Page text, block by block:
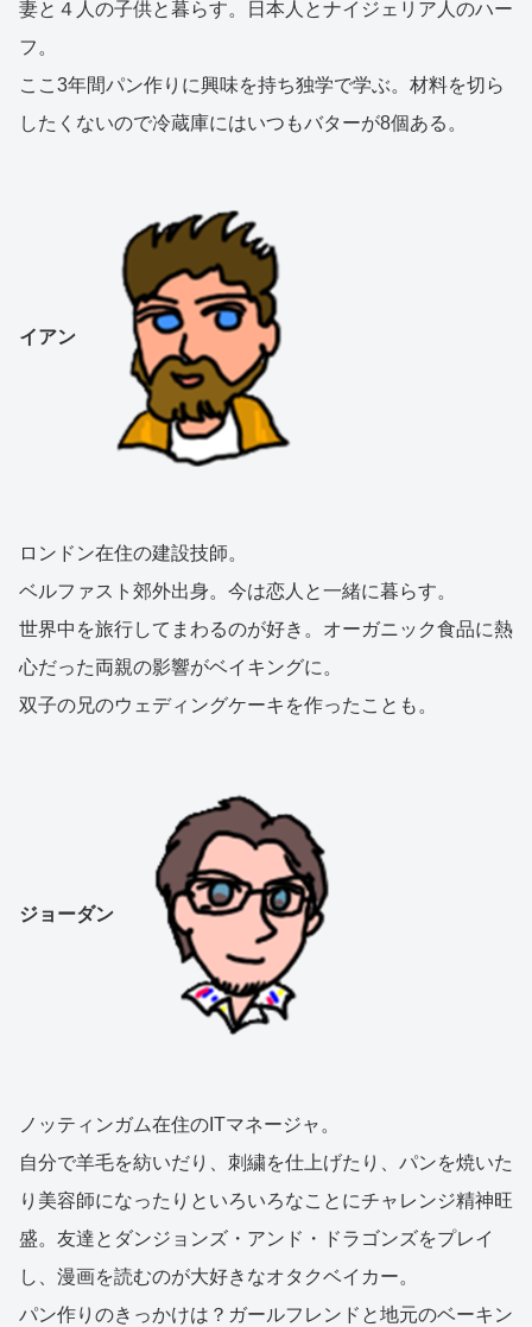
妻と４人の子供と暮らす。日本人とナイジェリア人のハー
フ。
ここ3年間パン作りに興味を持ち独学で学ぶ。材料を切ら
したくないので冷蔵庫にはいつもバターが8個ある。
イアン
ロンドン在住の建設技師。
ベルファスト郊外出身。今は恋人と一緒に暮らす。
世界中を旅行してまわるのが好き。オーガニック食品に熱
心だった両親の影響がベイキングに。
双子の兄のウェディングケーキを作ったことも。
ジョーダン
ノッティンガム在住のITマネージャ。
自分で羊毛を紡いだり、刺繍を仕上げたり、パンを焼いた
り美容師になったりといろいろなことにチャレンジ精神旺
盛。友達とダンジョンズ・アンド・ドラゴンズをプレイ
し、漫画を読むのが大好きなオタクベイカー。
パン作りのきっかけは？ガールフレンドと地元のベーキン